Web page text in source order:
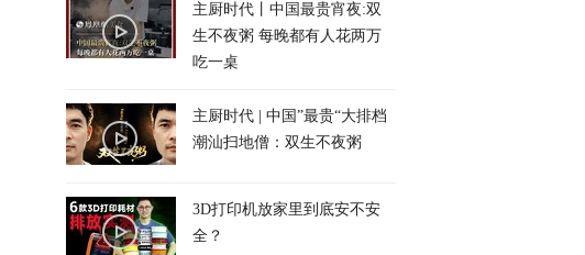
主厨时代丨中国最贵宵夜:双
生不夜粥 每晚都有人花两万
吃一桌
主厨时代 | 中国”最贵“大排档
潮汕扫地僧：双生不夜粥
3D打印机放家里到底安不安
全？